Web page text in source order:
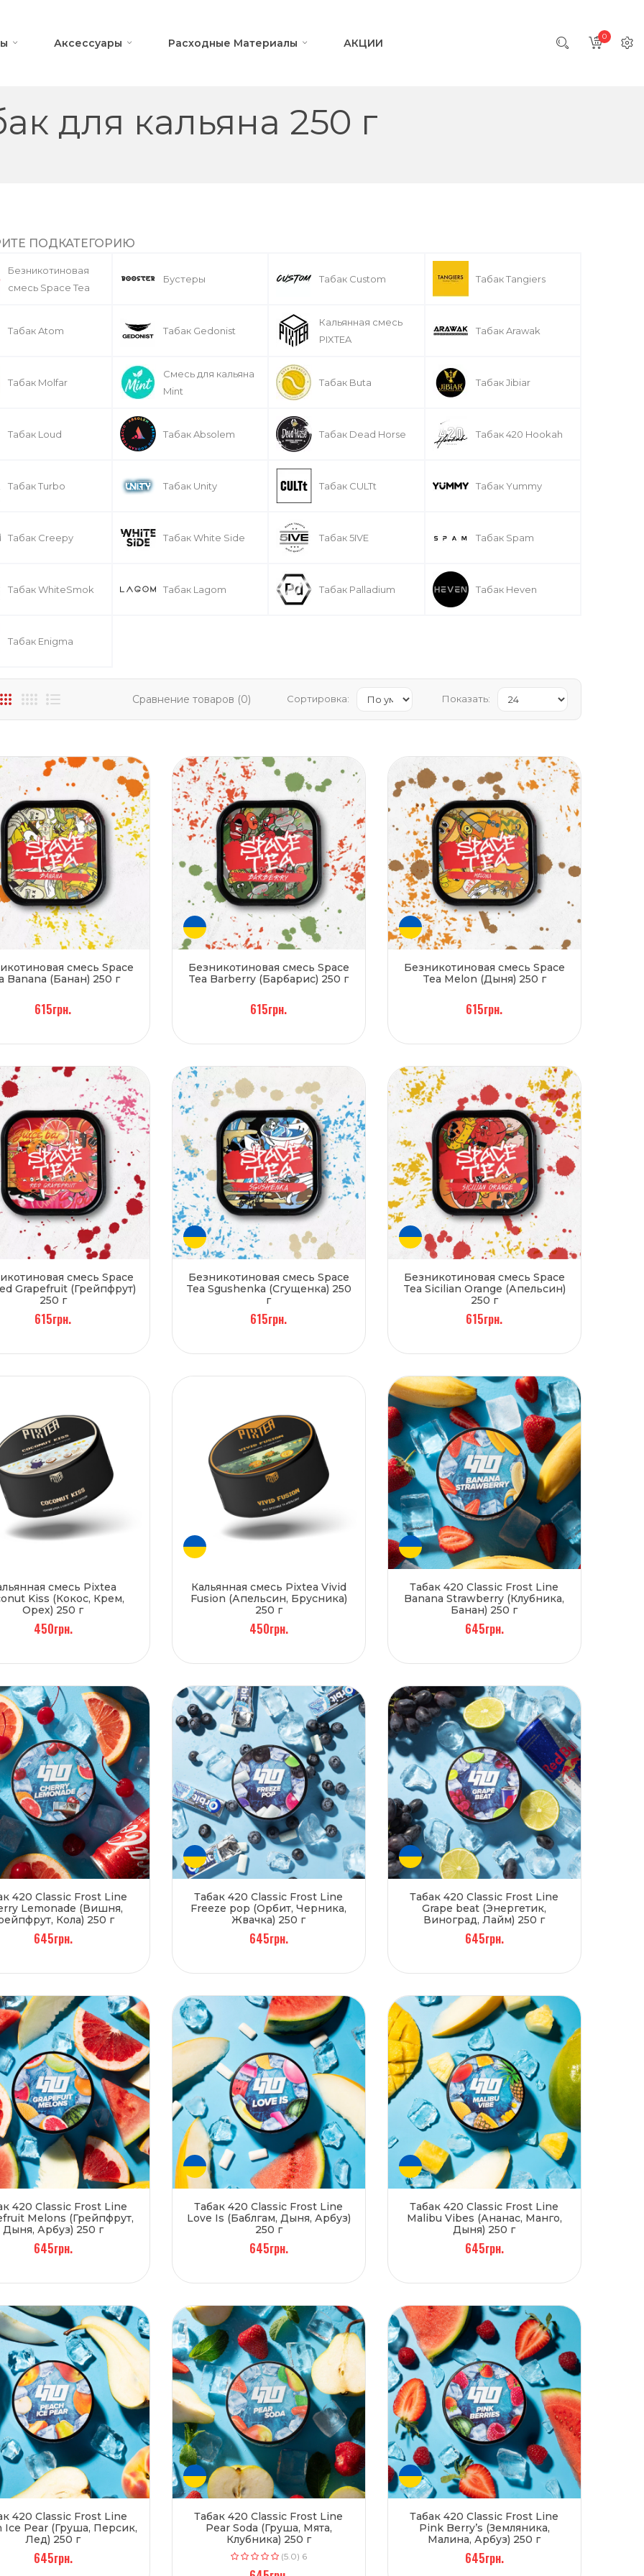
Аксессуары Расходные Материалы АКЦИИ
0
для кальяна 250 г
ПОДКАТЕГОРИЮ
Безникотиновая
смесь Space Tea
Бустеры Табак Custom Табак Tangiers
Табак Atom Табак Gedonist
Кальянная смесь
PIXTEA
Табак Arawak
Табак Molfar
Смесь для кальяна
Mint
Табак Buta Табак Jibiar
Табак Loud Табак Absolem Табак Dead Horse Табак 420 Hookah
Табак Turbo Табак Unity Табак CULTt Табак Yummy
Табак Creepy Табак White Side Табак 5IVE Табак Spam
Табак WhiteSmok Табак Lagom Табак Palladium Табак Heven
Табак Enigma
Сравнение товаров (0) Сортировка: Показать:
смесь Space
Banana (Банан) 250 г
615грн.
Безникотиновая смесь Space
Tea Barberry (Барбарис) 250 г
615грн.
Безникотиновая смесь Space
Tea Melon (Дыня) 250 г
615грн.
смесь Space
Grapefruit (Грейпфрут)
250 г
615грн.
Безникотиновая смесь Space
Tea Sgushenka (Сгущенка) 250
г
615грн.
Безникотиновая смесь Space
Tea Sicilian Orange (Апельсин)
250 г
615грн.
смесь Pixtea
Kiss (Кокос, Крем,
Орех) 250 г
450грн.
Кальянная смесь Pixtea Vivid
Fusion (Апельсин, Брусника)
250 г
450грн.
Табак 420 Classic Frost Line
Banana Strawberry (Клубника,
Банан) 250 г
645грн.
420 Classic Frost Line
Lemonade (Вишня,
Кола) 250 г
645грн.
Табак 420 Classic Frost Line
Freeze pop (Орбит, Черника,
Жвачка) 250 г
645грн.
Табак 420 Classic Frost Line
Grape beat (Энергетик,
Виноград, Лайм) 250 г
645грн.
420 Classic Frost Line
Melons (Грейпфрут,
Дыня, Арбуз) 250 г
645грн.
Табак 420 Classic Frost Line
Love Is (Баблгам, Дыня, Арбуз)
250 г
645грн.
Табак 420 Classic Frost Line
Malibu Vibes (Ананас, Манго,
Дыня) 250 г
645грн.
420 Classic Frost Line
Ice Pear (Груша, Персик,
Лед) 250 г
645грн.
Табак 420 Classic Frost Line
Pear Soda (Груша, Мята,
Клубника) 250 г
(5.0) 6
Табак 420 Classic Frost Line
Pink Berry’s (Земляника,
Малина, Арбуз) 250 г
645грн.